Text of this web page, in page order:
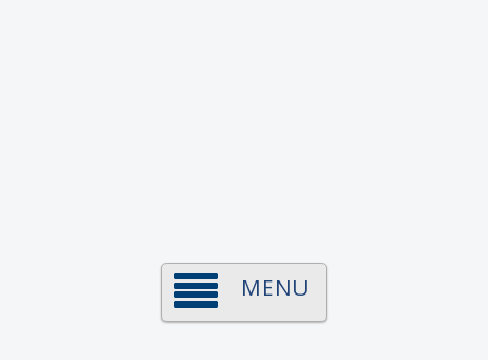
MENU